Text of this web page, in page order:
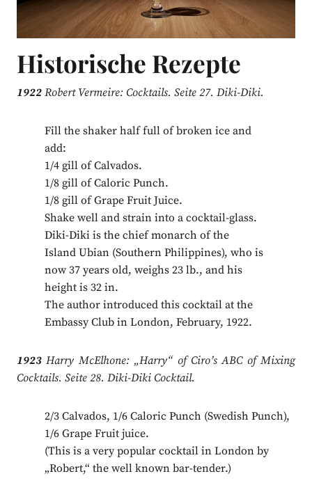
Historische Rezepte
1922Robert Vermeire: Cocktails. Seite 27. Diki-Diki.
Fill the shaker half full of broken ice and
add:
1/4 gill of Calvados.
1/8 gill of Caloric Punch.
1/8 gill of Grape Fruit Juice.
Shake well and strain into a cocktail-glass.
Diki-Diki is the chief monarch of the
Island Ubian (Southern Philippines), who is
now 37 years old, weighs 23 lb., and his
height is 32 in.
The author introduced this cocktail at the
Embassy Club in London, February, 1922.
1923Harry McElhone: „Harry“ of Ciro’s ABC of Mixing
Cocktails. Seite 28. Diki-Diki Cocktail.
2/3 Calvados, 1/6 Caloric Punch (Swedish Punch),
1/6 Grape Fruit juice.
(This is a very popular cocktail in London by
„Robert,“ the well known bar-tender.)